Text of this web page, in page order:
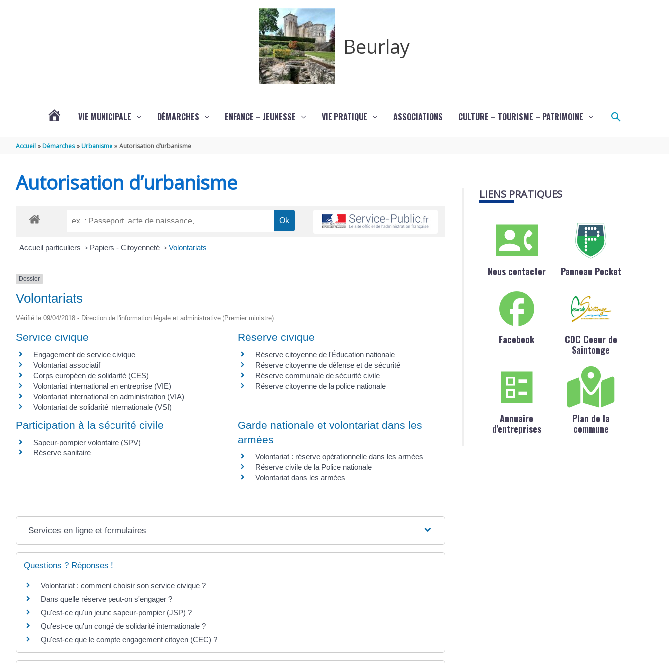
Beurlay
VIE MUNICIPALE DÉMARCHES ENFANCE – JEUNESSE VIE PRATIQUE ASSOCIATIONS CULTURE – TOURISME – PATRIMOINE
Accueil Démarches Urbanisme Autorisation d’urbanisme
Autorisation d’urbanisme
Accueil particuliers > Papiers - Citoyenneté > Volontariats
Dossier
Volontariats
Vérifié le 09/04/2018 - Direction de l'information légale et administrative (Premier ministre)
Service civique
Engagement de service civique
Volontariat associatif
Corps européen de solidarité (CES)
Volontariat international en entreprise (VIE)
Volontariat international en administration (VIA)
Volontariat de solidarité internationale (VSI)
Réserve civique
Réserve citoyenne de l'Éducation nationale
Réserve citoyenne de défense et de sécurité
Réserve communale de sécurité civile
Réserve citoyenne de la police nationale
Participation à la sécurité civile
Sapeur-pompier volontaire (SPV)
Réserve sanitaire
Garde nationale et volontariat dans les
armées
Volontariat : réserve opérationnelle dans les armées
Réserve civile de la Police nationale
Volontariat dans les armées
Services en ligne et formulaires
Questions ? Réponses !
Volontariat : comment choisir son service civique ?
Dans quelle réserve peut-on s'engager ?
Qu'est-ce qu'un jeune sapeur-pompier (JSP) ?
Qu'est-ce qu'un congé de solidarité internationale ?
Qu'est-ce que le compte engagement citoyen (CEC) ?
LIENS PRATIQUES
Nous contacter Panneau Pocket
Facebook
CDC Coeur de
Saintonge
Annuaire
d'entreprises
Plan de la
commune